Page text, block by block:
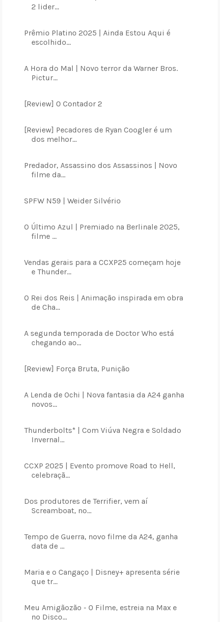
2 lider...
Prêmio Platino 2025 | Ainda Estou Aqui é
escolhido...
A Hora do Mal | Novo terror da Warner Bros.
Pictur...
[Review] O Contador 2
[Review] Pecadores de Ryan Coogler é um
dos melhor...
Predador, Assassino dos Assassinos | Novo
filme da...
SPFW N59 | Weider Silvério
O Último Azul | Premiado na Berlinale 2025,
filme ...
Vendas gerais para a CCXP25 começam hoje
e Thunder...
O Rei dos Reis | Animação inspirada em obra
de Cha...
A segunda temporada de Doctor Who está
chegando ao...
[Review] Força Bruta, Punição
A Lenda de Ochi | Nova fantasia da A24 ganha
novos...
Thunderbolts* | Com Viúva Negra e Soldado
Invernal...
CCXP 2025 | Evento promove Road to Hell,
celebraçã...
Dos produtores de Terrifier, vem aí
Screamboat, no...
Tempo de Guerra, novo filme da A24, ganha
data de ...
Maria e o Cangaço | Disney+ apresenta série
que tr...
Meu Amigãozão - O Filme, estreia na Max e
no Disco...